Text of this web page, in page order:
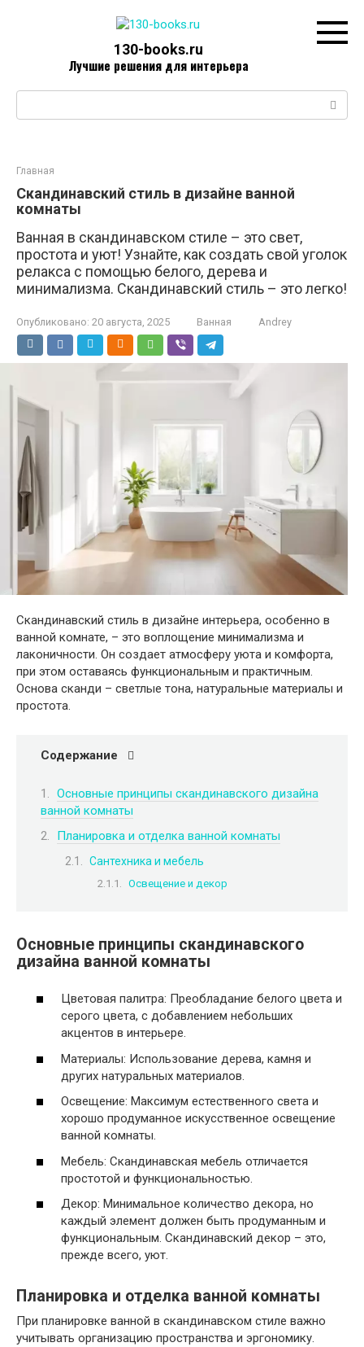
130-books.ru
Лучшие решения для интерьера
Главная
Скандинавский стиль в дизайне ванной
комнаты
Ванная в скандинавском стиле – это свет,
простота и уют! Узнайте, как создать свой уголок
релакса с помощью белого, дерева и
минимализма. Скандинавский стиль – это легко!
Опубликовано: 20 августа, 2025 Ванная Andrey
Скандинавский стиль в дизайне интерьера, особенно в
ванной комнате, – это воплощение минимализма и
лаконичности. Он создает атмосферу уюта и комфорта,
при этом оставаясь функциональным и практичным.
Основа сканди – светлые тона, натуральные материалы и
простота.
Содержание
Основные принципы скандинавского дизайна
ванной комнаты
Планировка и отделка ванной комнаты
Сантехника и мебель
Освещение и декор
Основные принципы скандинавского
дизайна ванной комнаты
Цветовая палитра: Преобладание белого цвета и
серого цвета, с добавлением небольших
акцентов в интерьере.
Материалы: Использование дерева, камня и
других натуральных материалов.
Освещение: Максимум естественного света и
хорошо продуманное искусственное освещение
ванной комнаты.
Мебель: Скандинавская мебель отличается
простотой и функциональностью.
Декор: Минимальное количество декора, но
каждый элемент должен быть продуманным и
функциональным. Скандинавский декор – это,
прежде всего, уют.
Планировка и отделка ванной комнаты
При планировке ванной в скандинавском стиле важно
учитывать организацию пространства и эргономику.